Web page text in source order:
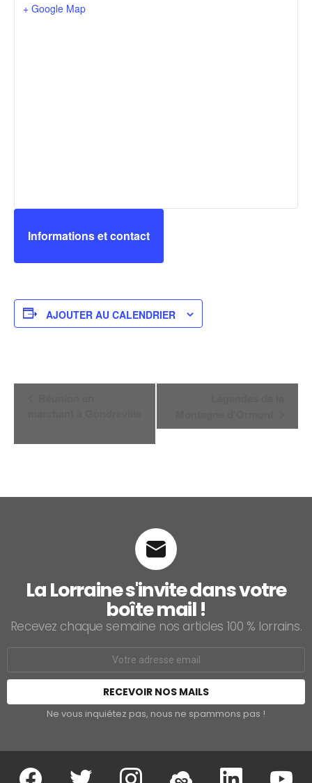
+ Google Map
Informations et contact
AJOUTER AU CALENDRIER
Navigation
La Lorraine s'invite dans votre
boîte mail !
Recevez chaque semaine nos articles 100 % lorrains.
Email
Ne vous inquiétez pas, nous ne spammons pas !
Facebook Twitter Instagram Soundcloud Linkedin